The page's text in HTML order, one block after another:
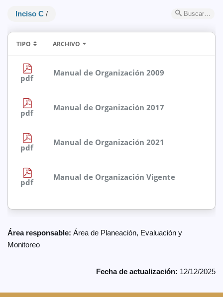
Inciso C / Buscar…
TIPO ARCHIVO
pdf
Manual de Organización 2009
pdf
Manual de Organización 2017
pdf
Manual de Organización 2021
pdf
Manual de Organización Vigente
Área responsable: Área de Planeación, Evaluación y
Monitoreo
Fecha de actualización: 12/12/2025